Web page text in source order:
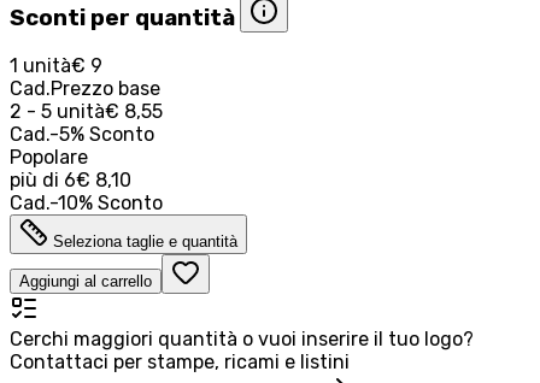
Sconti per quantità
1 unità€ 9
Cad.Prezzo base
2 - 5 unità€ 8,55
Cad.-5% Sconto
Popolare
più di 6€ 8,10
Cad.-10% Sconto
Seleziona taglie e quantità
Aggiungi al carrello
Cerchi maggiori quantità o vuoi inserire il tuo logo?
Contattaci per stampe, ricami e listini